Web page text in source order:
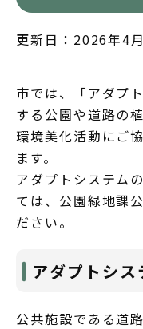
更新日：2026年4
市では、「アダプ
する公園や道路の
環境美化活動にご
ます。
アダプトシステム
ては、公園緑地課
ださい。
アダプトシス
公共施設である道